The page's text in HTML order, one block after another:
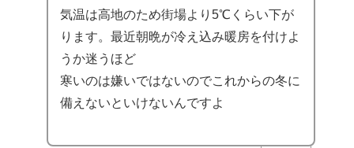
気温は高地のため街場より5℃くらい下が
ります。最近朝晩が冷え込み暖房を付けよ
うか迷うほど
寒いのは嫌いではないのでこれからの冬に
備えないといけないんですよ